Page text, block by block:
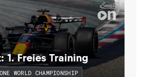
1. Freies Training
WORLD CHAMPIONSHIP